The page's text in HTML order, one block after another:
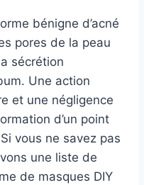
bénigne d’acné
pores de la peau
sécrétion
Une action
et une négligence
d’un point
vous ne savez pas
une liste de
de masques DIY